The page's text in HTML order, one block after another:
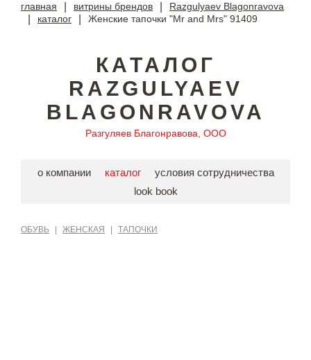
главная витрины брендов Razgulyaev Blagonravova
каталог Женские тапочки "Mr and Mrs" 91409
КАТАЛОГ
RAZGULYAEV
BLAGONRAVOVA
Разгуляев Благонравова, ООО
о компании каталог
условия сотрудничества
look book
ОБУВЬ ЖЕНСКАЯ ТАПОЧКИ